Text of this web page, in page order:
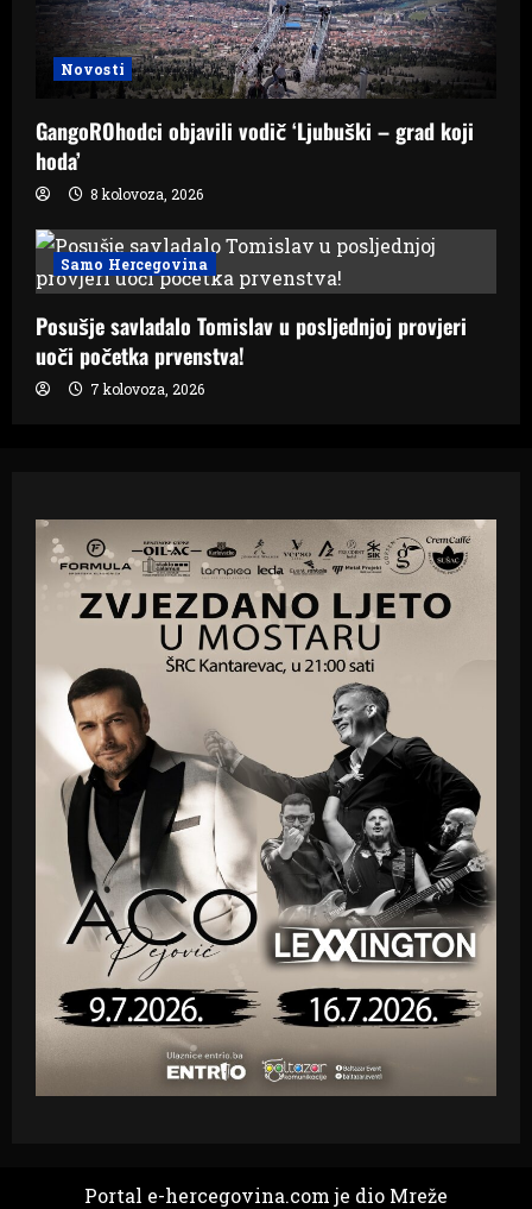
Novosti
GangoROhodci objavili vodič ‘Ljubuški – grad koji
hoda’
8 kolovoza, 2026
Samo Hercegovina
Posušje savladalo Tomislav u posljednjoj provjeri
uoči početka prvenstva!
7 kolovoza, 2026
Portal e-hercegovina.com je dio Mreže